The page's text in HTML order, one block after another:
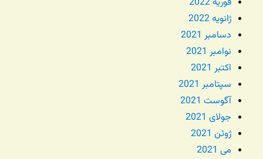
ژانویه 2022
دسامبر 2021
نوامبر 2021
اکتبر 2021
سپتامبر 2021
آگوست 2021
جولای 2021
ژوئن 2021
می 2021